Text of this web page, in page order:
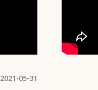
2021-05-31 - 19 شوال 1442